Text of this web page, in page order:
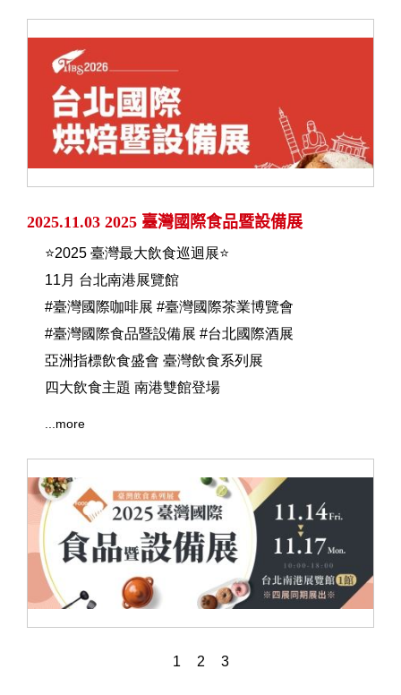
2025.11.03 2025 臺灣國際食品暨設備展
⭐2025 臺灣最大飲食巡迴展⭐
11月 台北南港展覽館
#臺灣國際咖啡展 #臺灣國際茶業博覽會
#臺灣國際食品暨設備展 #台北國際酒展
亞洲指標飲食盛會 臺灣飲食系列展
四大飲食主題 南港雙館登場
...more
1 2 3